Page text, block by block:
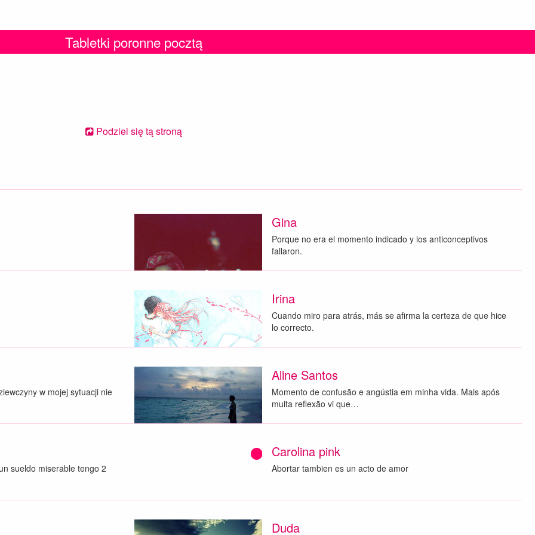
Tabletki poronne pocztą
Podziel się tą stroną
Gina
Porque no era el momento indicado y los anticonceptivos
fallaron.
Irina
Cuando miro para atrás, más se afirma la certeza de que hice
lo correcto.
w mojej sytuacji nie
Aline Santos
Momento de confusão e angústia em minha vida. Mais após
muita reflexão vi que…
sueldo miserable tengo 2
Carolina pink
Abortar tambien es un acto de amor
Duda